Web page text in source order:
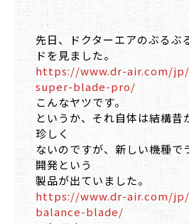
先日、ドクターエアのぶるぶ
ドを見ました。
https://www.dr-air.com/
super-blade-pro/
こんなヤツです。
というか、それ自体は結構昔
珍しく
ないのですが、新しい機種で
開発という
製品が出ていました。
https://www.dr-air.com/
balance-blade/